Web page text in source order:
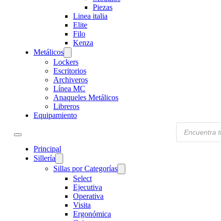
Piezas
Linea italia
Elite
Filo
Kenza
Metálicos
Lockers
Escritorios
Archiveros
Línea MC
Anaqueles Metálicos
Libreros
Equipamiento
Principal
Sillería
Sillas por Categorías
Select
Ejecutiva
Operativa
Visita
Ergonómica
Products
search